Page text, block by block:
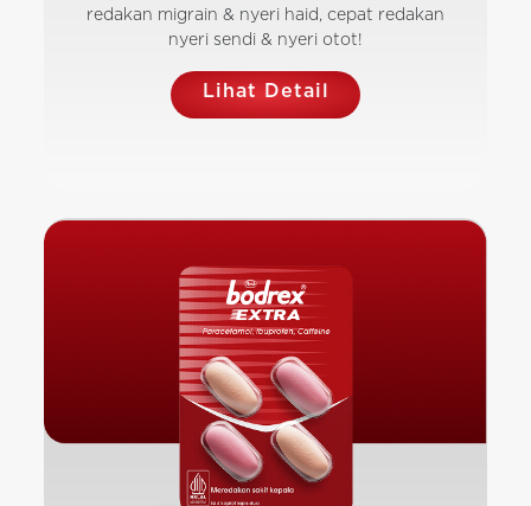
redakan migrain & nyeri haid, cepat redakan
nyeri sendi & nyeri otot!
Lihat Detail